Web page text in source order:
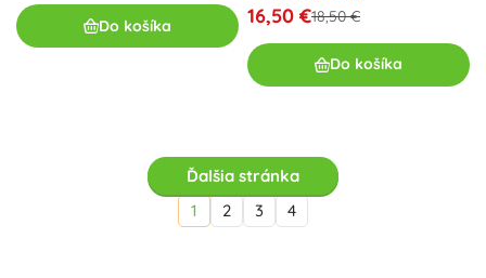
Do košíka 16,50 €18,50 €
Do košíka
Ďalšia stránka
1
2 3 4